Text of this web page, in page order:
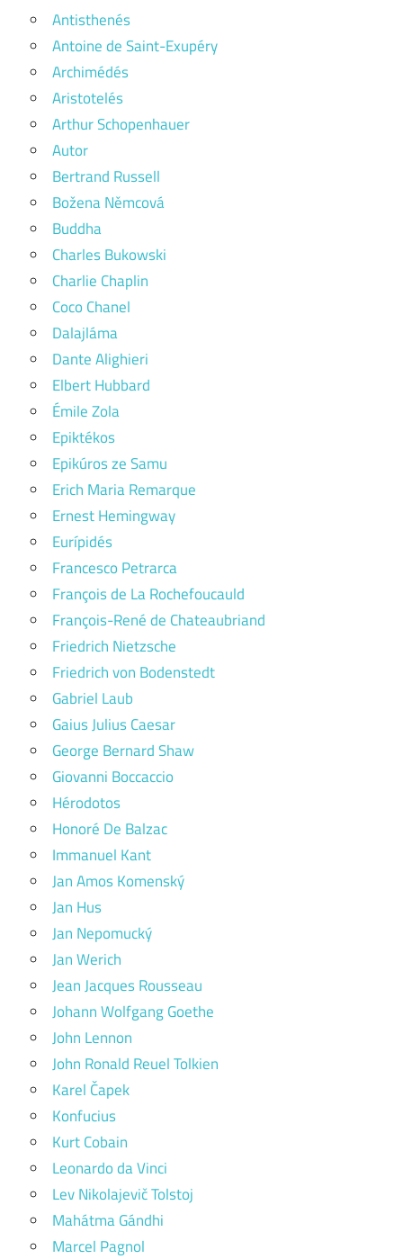
Antisthenés
Antoine de Saint-Exupéry
Archimédés
Aristotelés
Arthur Schopenhauer
Autor
Bertrand Russell
Božena Němcová
Buddha
Charles Bukowski
Charlie Chaplin
Coco Chanel
Dalajláma
Dante Alighieri
Elbert Hubbard
Émile Zola
Epiktékos
Epikúros ze Samu
Erich Maria Remarque
Ernest Hemingway
Eurípidés
Francesco Petrarca
François de La Rochefoucauld
François-René de Chateaubriand
Friedrich Nietzsche
Friedrich von Bodenstedt
Gabriel Laub
Gaius Julius Caesar
George Bernard Shaw
Giovanni Boccaccio
Hérodotos
Honoré De Balzac
Immanuel Kant
Jan Amos Komenský
Jan Hus
Jan Nepomucký
Jan Werich
Jean Jacques Rousseau
Johann Wolfgang Goethe
John Lennon
John Ronald Reuel Tolkien
Karel Čapek
Konfucius
Kurt Cobain
Leonardo da Vinci
Lev Nikolajevič Tolstoj
Mahátma Gándhi
Marcel Pagnol